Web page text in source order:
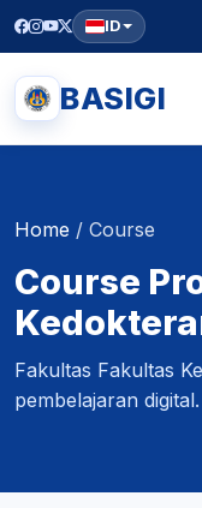
ID
BASIGI
Home / Course
Course
Fakultas Fakultas
pembelajaran digital.